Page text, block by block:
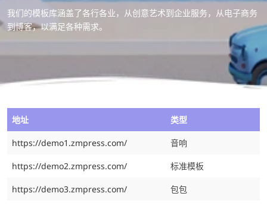
我们的模板库涵盖了各行各业，从创意艺术到企业服务，从电子商务
到博客，以满足各种需求。
地址 类型
https://demo1.zmpress.com/ 音响
https://demo2.zmpress.com/ 标准模板
https://demo3.zmpress.com/ 包包